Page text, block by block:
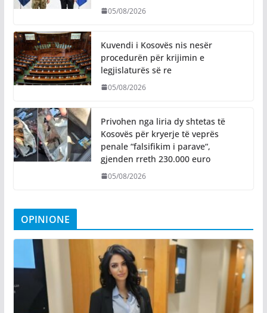
05/08/2026
Kuvendi i Kosovës nis nesër
procedurën për krijimin e
legjislaturës së re
05/08/2026
Privohen nga liria dy shtetas të
Kosovës për kryerje të veprës
penale “falsifikim i parave“,
gjenden rreth 230.000 euro
05/08/2026
OPINIONE